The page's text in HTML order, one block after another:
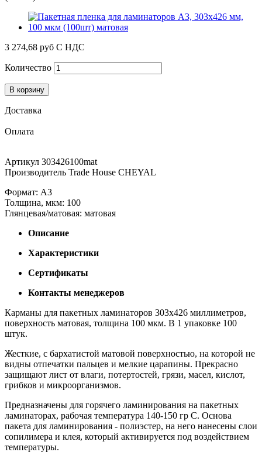
3 274,68 руб С НДС
Количество
В корзину
Доставка
Оплата
Артикул 303426100mat
Производитель Trade House CHEYAL
Формат: А3
Толщина, мкм: 100
Глянцевая/матовая: матовая
Описание
Характеристики
Сертификаты
Контакты менеджеров
Карманы для пакетных ламинаторов 303х426 миллиметров,
поверхность матовая, толщина 100 мкм. В 1 упаковке 100
штук.
Жесткие, с бархатистой матовой поверхностью, на которой не
видны отпечатки пальцев и мелкие царапины. Прекрасно
защищают лист от влаги, потертостей, грязи, масел, кислот,
грибков и микроорганизмов.
Предназначены для горячего ламинирования на пакетных
ламинаторах, рабочая температура 140-150 гр С. Основа
пакета для ламинирования - полиэстер, на него нанесены слои
сопилимера и клея, который активируется под воздействием
температуры.